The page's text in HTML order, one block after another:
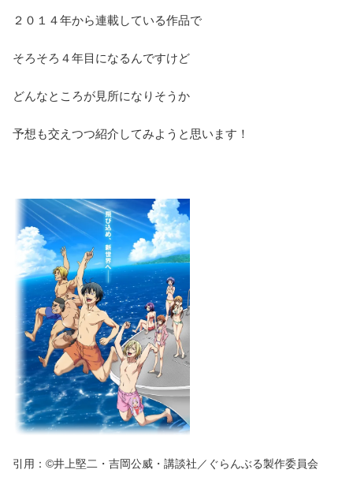
２０１４年から連載している作品で
そろそろ４年目になるんですけど
どんなところが見所になりそうか
予想も交えつつ紹介してみようと思います！
引用：©井上堅二・吉岡公威・講談社／ぐらんぶる製作委員会